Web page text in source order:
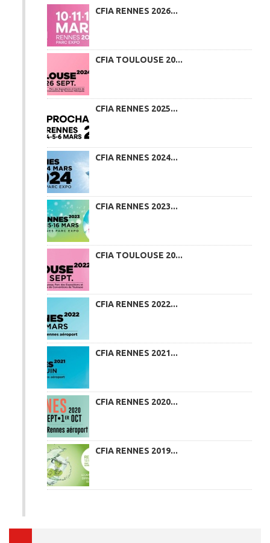
CFIA RENNES 2026...
CFIA TOULOUSE 20...
CFIA RENNES 2025...
CFIA RENNES 2024...
CFIA RENNES 2023...
CFIA TOULOUSE 20...
CFIA RENNES 2022...
CFIA RENNES 2021...
CFIA RENNES 2020...
CFIA RENNES 2019...